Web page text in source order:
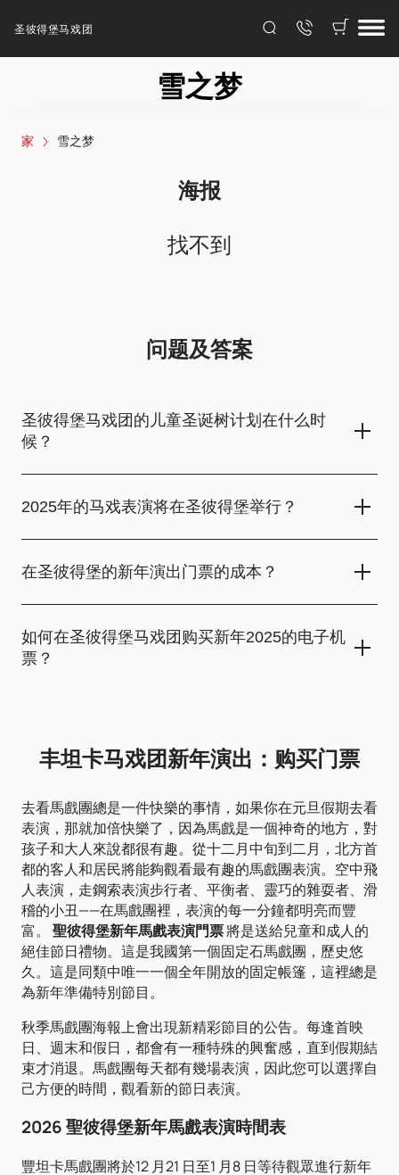
圣彼得堡马戏团
雪之梦
家 雪之梦
海报
找不到
问题及答案
圣彼得堡马戏团的儿童圣诞树计划在什么时
候？
1月底2025。 丰坦卡的马戏团邀请儿童和成人参加一个令人难以
投身到神话般的气氛，并与您的亲人创造难忘的回忆！ 马戏票已
2025年的马戏表演将在圣彼得堡举行？
人一起来庆祝2025年的新年吧! 明亮的表演为儿童和成人会给你
在圣彼得堡的新年演出门票的成本？
取决于座位在马戏团大厅的位置。 通过在我们的网站上购买门
票，您将在座位选择阶段（在下订单之前）看到门票的确切价格
和类别。 这将是一个家庭度假的独特机会，每个人都会为自己找
如何在圣彼得堡马戏团购买新年2025的电子机
票？
买。 之后，电子机票将发送到您指定的电子邮件地址。
丰坦卡马戏团新年演出：购买门票
去看馬戲團總是一件快樂的事情，如果你在元旦假期去看
表演，那就加倍快樂了，因為馬戲是一個神奇的地方，對
孩子和大人來說都很有趣。從十二月中旬到二月，北方首
都的客人和居民將能夠觀看最有趣的馬戲團表演。空中飛
人表演，走鋼索表演步行者、平衡者、靈巧的雜耍者、滑
稽的小丑——在馬戲團裡，表演的每一分鐘都明亮而豐
富。 聖彼得堡新年馬戲表演門票將是送給兒童和成人的
絕佳節日禮物。這是我國第一個固定石馬戲團，歷史悠
久。這是同類中唯一一個全年開放的固定帳篷，這裡總是
為新年準備特別節目。
秋季馬戲團海報上會出現新精彩節目的公告。每逢首映
日、週末和假日，都會有一種特殊的興奮感，直到假期結
束才消退。馬戲團每天都有幾場表演，因此您可以選擇自
己方便的時間，觀看新的節日表演。
2026 聖彼得堡新年馬戲表演時間表
豐坦卡馬戲團將於12 月21 日至1 月8 日等待觀眾進行新年